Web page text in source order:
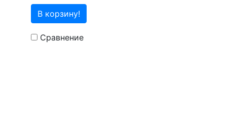
В корзину!
Сравнение